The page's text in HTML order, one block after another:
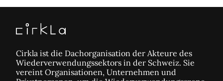
Cirkla ist die Dachorganisation der Akteure des
Wiederverwendungssektors in der Schweiz. Sie
vereint Organisationen, Unternehmen und